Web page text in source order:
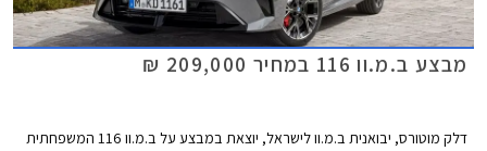
מבצע ב.מ.וו 116 במחיר 209,000 ₪
דלק מוטורס, יבואנית ב.מ.וו לישראל, יוצאת במבצע על ב.מ.וו 116 המשפחתית